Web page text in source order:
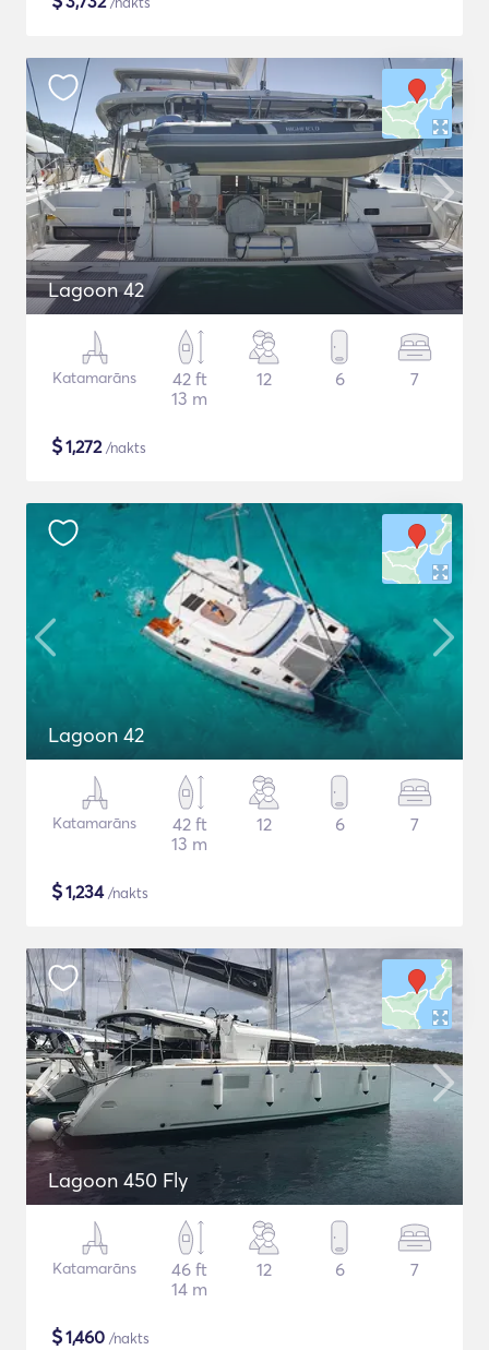
Lagoon 42
Katamarāns
42 ft
13 m
12 6 7
$1,272/nakts
Lagoon 42
Katamarāns
42 ft
13 m
12 6 7
$1,234/nakts
Lagoon 450 Fly
Katamarāns
46 ft
14 m
12 6 7
$1,460 /nakts